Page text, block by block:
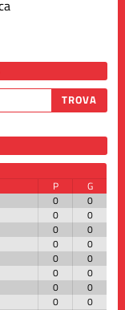
P
G
0
0
0
0
0
0
0
0
0
0
0
0
0
0
0
0